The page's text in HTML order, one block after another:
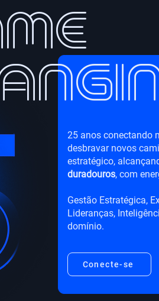
25 anos conectando
desbravar novos
estratégico,
duradouros, com
Gestão Estratégica,
Lideranças,
domínio.
Conecte-se